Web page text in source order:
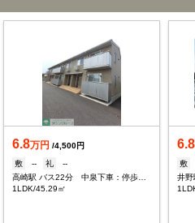
6.8万円 /4,500円
敷
-- 礼
--
1LDK/45.29㎡
6.8
敷
井